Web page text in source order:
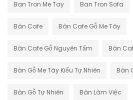
Ban Tron Me Tay Ban Tron Sofa
Bàn Cafe Bàn Cafe Gỗ Me Tây
Bàn Cafe Gỗ Nguyên Tấm Bàn
Bàn Gỗ Me Tây Kiểu Tự Nhiên Bàn
Bàn Gỗ Tự Nhiên Bàn Làm Việc